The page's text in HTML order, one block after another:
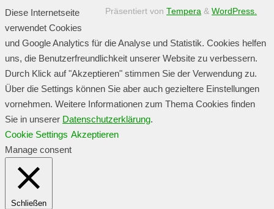
Präsentiert von Tempera & WordPress.
Diese Internetseite
verwendet Cookies
und Google Analytics für die Analyse und Statistik. Cookies helfen
uns, die Benutzerfreundlichkeit unserer Website zu verbessern.
Durch Klick auf "Akzeptieren" stimmen Sie der Verwendung zu.
Über die Settings können Sie aber auch gezieltere Einstellungen
vornehmen. Weitere Informationen zum Thema Cookies finden
Sie in unserer Datenschutzerklärung.
Cookie Settings Akzeptieren
Manage consent
Schließen